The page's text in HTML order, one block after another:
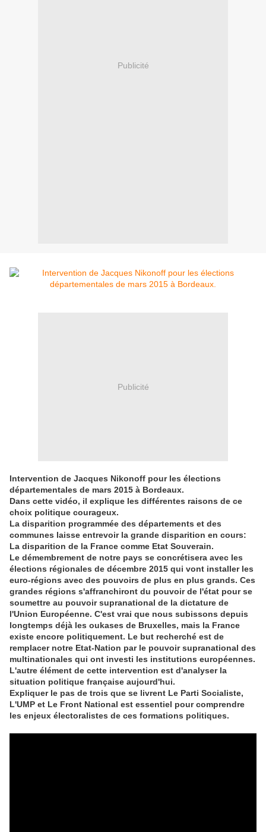
Publicité
Publicité
Intervention de Jacques Nikonoff pour les élections
départementales de mars 2015 à Bordeaux.
Dans cette vidéo, il explique les différentes raisons de ce
choix politique courageux.
La disparition programmée des départements et des
communes laisse entrevoir la grande disparition en cours:
La disparition de la France comme Etat Souverain.
Le démembrement de notre pays se concrétisera avec les
élections régionales de décembre 2015 qui vont installer les
euro-régions avec des pouvoirs de plus en plus grands. Ces
grandes régions s'affranchiront du pouvoir de l'état pour se
soumettre au pouvoir supranational de la dictature de
l'Union Européenne. C'est vrai que nous subissons depuis
longtemps déjà les oukases de Bruxelles, mais la France
existe encore politiquement. Le but recherché est de
remplacer notre Etat-Nation par le pouvoir supranational des
multinationales qui ont investi les institutions européennes.
L'autre élément de cette intervention est d'analyser la
situation politique française aujourd'hui.
Expliquer le pas de trois que se livrent Le Parti Socialiste,
L'UMP et Le Front National est essentiel pour comprendre
les enjeux électoralistes de ces formations politiques.